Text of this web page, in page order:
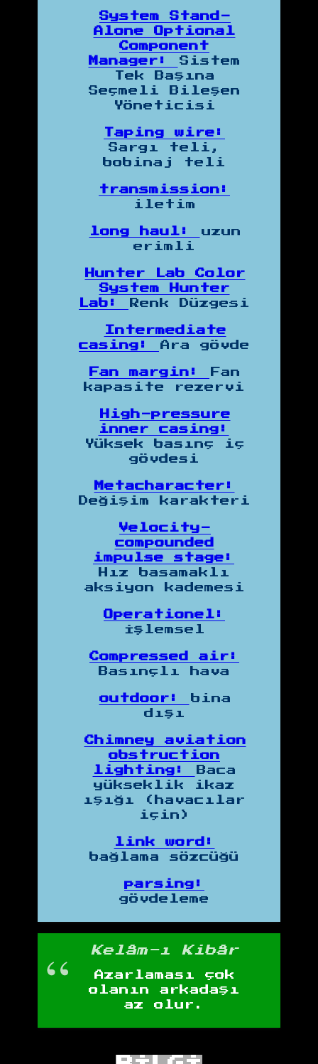
System Stand-
Alone Optional
Component
Manager:
Sistem
Tek Başına
Seçmeli Bileşen
Yöneticisi
Taping wire:
Sargı teli,
bobinaj teli
transmission:
iletim
long haul:
uzun
erimli
Hunter Lab Color
System Hunter
Lab:
Renk Düzgesi
Intermediate
casing:
Ara gövde
Fan margin:
Fan
kapasite rezervi
High-pressure
inner casing:
Yüksek basınç iç
gövdesi
Metacharacter:
Değişim karakteri
Velocity-
compounded
impulse stage:
Hız basamaklı
aksiyon kademesi
Operationel:
İşlemsel
Compressed air:
Basınçlı hava
outdoor:
bina
dışı
Chimney aviation
obstruction
lighting:
Baca
yükseklik ikaz
ışığı (havacılar
için)
link word:
bağlama sözcüğü
parsing:
gövdeleme
Kelâm-ı Kibâr
Azarlaması çok
olanın arkadaşı
az olur.